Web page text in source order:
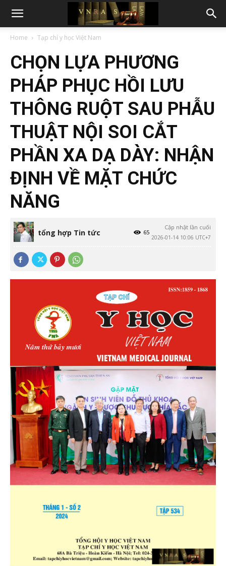
Home Tạp chí y học Việt Nam
CHỌN LỰA PHƯƠNG
PHÁP PHỤC HỒI LƯU
THÔNG RUỘT SAU PHẪU
THUẬT NỘI SOI CẮT
PHẦN XA DẠ DÀY: NHẬN
ĐỊNH VỀ MẶT CHỨC
NĂNG
tổng hợp Tin tức
Cập nhật lần cuối
2026-01-14 10:06 UTC+7
65